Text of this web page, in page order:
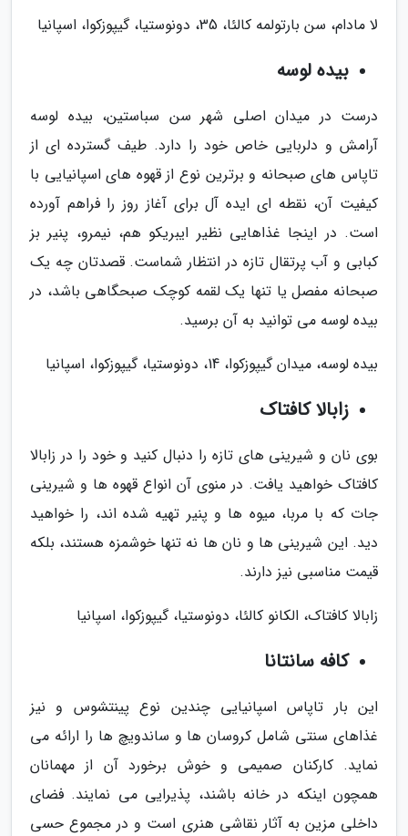
لا مادام، سن بارتولمه کالئا، 35، دونوستیا، گیپوزکوا، اسپانیا
بیده لوسه
درست در میدان اصلی شهر سن سباستین، بیده لوسه
آرامش و دلربایی خاص خود را دارد. طیف گسترده ای از
تاپاس های صبحانه و برترین نوع از قهوه های اسپانیایی با
کیفیت آن، نقطه ای ایده آل برای آغاز روز را فراهم آورده
است. در اینجا غذاهایی نظیر ایبریکو هم، نیمرو، پنیر بز
کبابی و آب پرتقال تازه در انتظار شماست. قصدتان چه یک
صبحانه مفصل یا تنها یک لقمه کوچک صبحگاهی باشد، در
بیده لوسه می توانید به آن برسید.
بیده لوسه، میدان گیپوزکوا، 14، دونوستیا، گیپوزکوا، اسپانیا
زابالا کافتاک
بوی نان و شیرینی های تازه را دنبال کنید و خود را در زابالا
کافتاک خواهید یافت. در منوی آن انواع قهوه ها و شیرینی
جات که با مربا، میوه ها و پنیر تهیه شده اند، را خواهید
دید. این شیرینی ها و نان ها نه تنها خوشمزه هستند، بلکه
قیمت مناسبی نیز دارند.
زابالا کافتاک، الکانو کالئا، دونوستیا، گیپوزکوا، اسپانیا
کافه سانتانا
این بار تاپاس اسپانیایی چندین نوع پینتشوس و نیز
غذاهای سنتی شامل کروسان ها و ساندویچ ها را ارائه می
نماید. کارکنان صمیمی و خوش برخورد آن از مهمانان
همچون اینکه در خانه باشند، پذیرایی می نمایند. فضای
داخلی مزین به آثار نقاشی هنری است و در مجموع حسی